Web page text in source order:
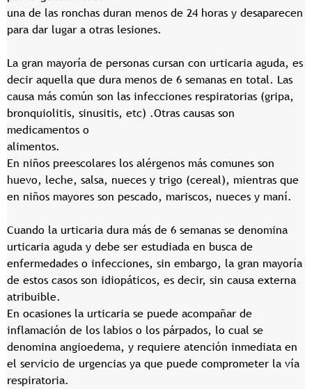
una de las ronchas duran menos de 24 horas y desaparecen
para dar lugar a otras lesiones.
La gran mayoría de personas cursan con urticaria aguda, es
decir aquella que dura menos de 6 semanas en total. Las
causa más común son las infecciones respiratorias (gripa,
bronquiolitis, sinusitis, etc) .Otras causas son
medicamentos o
alimentos.
En niños preescolares los alérgenos más comunes son
huevo, leche, salsa, nueces y trigo (cereal), mientras que
en niños mayores son pescado, mariscos, nueces y maní.
Cuando la urticaria dura más de 6 semanas se denomina
urticaria aguda y debe ser estudiada en busca de
enfermedades o infecciones, sin embargo, la gran mayoría
de estos casos son idiopáticos, es decir, sin causa externa
atribuible.
En ocasiones la urticaria se puede acompañar de
inflamación de los labios o los párpados, lo cual se
denomina angioedema, y requiere atención inmediata en
el servicio de urgencias ya que puede comprometer la vía
respiratoria.